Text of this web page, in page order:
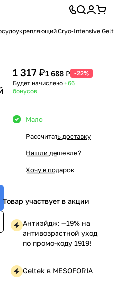
Cryo-Intensive
1 317 ₽1 688 ₽ -22%
Будет начислено +66
бонусов
Мало
Рассчитать доставку
Нашли дешевле?
Хочу в подарок
Товар участвует в акции
Антиэйдж: —19% на
антивозрастной уход
по промо-коду 1919!
Geltek в MESOFORIA